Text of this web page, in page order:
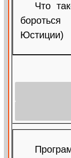
Что
Юстиции)